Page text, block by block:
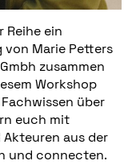
Reihe ein
Marie Petters
zusammen
Workshop
über
euch mit
aus der
und connecten.